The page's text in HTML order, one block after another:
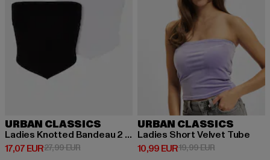
URBAN CLASSICS
Ladies Knotted Bandeau 2 Pack
17,07 EUR
Derzeitiger Preis: 17,07 EUR
27,99 EURAktionspreis: 27,99 EUR
URBAN CLASSICS
Ladies Short Velvet Tube
10,99 EUR
Derzeitiger Preis: 10,99 EUR
19,99 EURAktionspreis: